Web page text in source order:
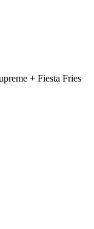
+ Fiesta Fries